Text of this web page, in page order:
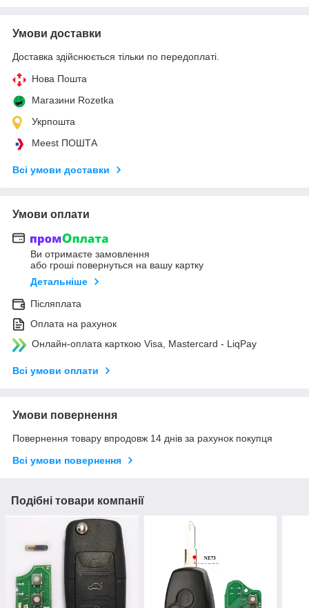
Умови доставки
Доставка здійснюється тільки по передоплаті.
Нова Пошта
Магазини Rozetka
Укрпошта
Meest ПОШТА
Всі умови доставки
Умови оплати
Ви отримаєте замовлення
або гроші повернуться на вашу картку
Детальніше
Післяплата
Оплата на рахунок
Онлайн-оплата карткою Visa, Mastercard - LiqPay
Всі умови оплати
Умови повернення
Повернення товару впродовж 14 днів за рахунок покупця
Всі умови повернення
Подібні товари компанії